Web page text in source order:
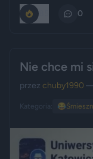
0
Nie chce mi
przez chuby1990 —
Kategoria: 😂